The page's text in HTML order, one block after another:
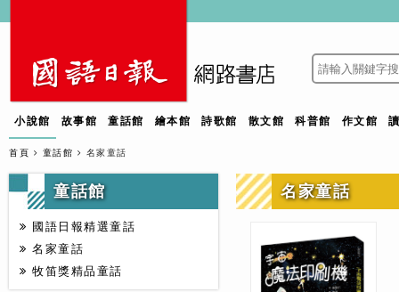
小說館 故事館 童話館 繪本館 詩歌館 散文館 科普館 作文館
首頁 童話館 名家童話
童話館
國語日報精選童話
名家童話
牧笛獎精品童話
名家童話